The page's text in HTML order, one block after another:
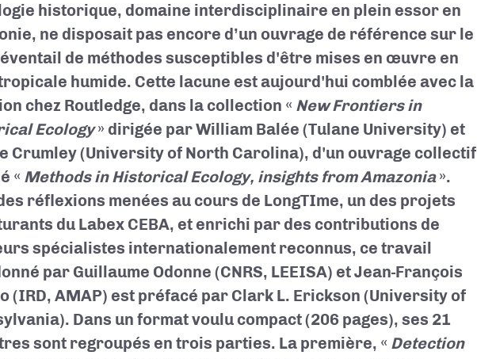
historique, domaine interdisciplinaire en plein essor en
ne disposait pas encore d’un ouvrage de référence sur le
de méthodes susceptibles d'être mises en œuvre en
humide. Cette lacune est aujourd'hui comblée avec la
chez Routledge, dans la collection « New Frontiers in
Ecology» dirigée par William Balée (Tulane University) et
Crumley (University of North Carolina), d'un ouvrage collectif
« Methods in Historical Ecology, insights from Amazonia».
réflexions menées au cours de LongTIme, un des projets
du Labex CEBA, et enrichi par des contributions de
spécialistes internationalement reconnus, ce travail
par Guillaume Odonne (CNRS, LEEISA) et Jean-François
(IRD, AMAP) est préfacé par Clark L. Erickson (University of
Dans un format voulu compact (206 pages), ses 21
sont regroupés en trois parties. La première, « Detection